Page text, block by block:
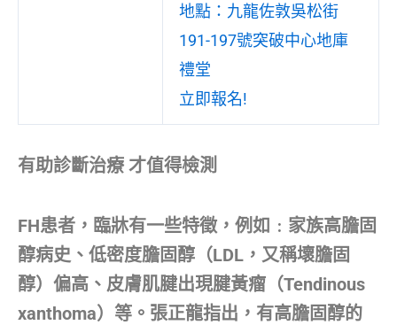
地點：九龍佐敦吳松街
191-197號突破中心地庫
禮堂
立即報名!
有助診斷治療 才值得檢測
FH患者，臨牀有一些特徵，例如﹕家族高膽固
醇病史、低密度膽固醇（LDL，又稱壞膽固
醇）偏高、皮膚肌腱出現腱黃瘤（Tendinous
xanthoma）等。張正龍指出，有高膽固醇的